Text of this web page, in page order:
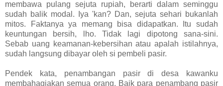
membawa pulang sejuta rupiah, berarti dalam seminggu
sudah balik modal. Iya 'kan? Dan, sejuta sehari bukanlah
mitos. Faktanya ya memang bisa didapatkan. Itu sudah
keuntungan bersih, lho. Tidak lagi dipotong sana-sini.
Sebab uang keamanan-kebersihan atau apalah istilahnya,
sudah langsung dibayar oleh si pembeli pasir.
Pendek kata, penambangan pasir di desa kawanku
membahagiakan semua orang. Baik para penambang pasir